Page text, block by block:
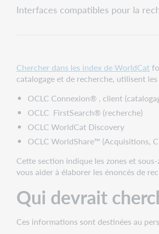
Interfaces compatibles pour la
Chercher dans les index de WorldCat
catalogage et de recherche, utilisent
OCLC Connexion® , client
OCLC FirstSearch® (recherche)
OCLC WorldCat Discovery
OCLC WorldShare™ (Acquisitions,
Cette section indique les zones et
vous aider à élaborer les énoncés de
Qui devrait
Ces informations sont destinées au